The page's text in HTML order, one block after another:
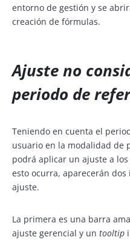
entorno de gestión y se
creación de fórmulas.
Ajuste no
periodo de
Teniendo en cuenta el
usuario en la modalidad de
podrá aplicar un ajuste a
esto ocurra, aparecerán
ajuste.
La primera es una barra
ajuste gerencial y un tooltip